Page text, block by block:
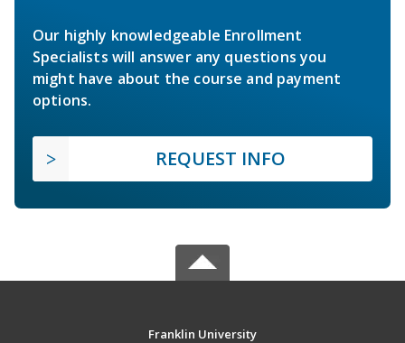
Our highly knowledgeable Enrollment
Specialists will answer any questions you
might have about the course and payment
options.
REQUEST INFO
Franklin University